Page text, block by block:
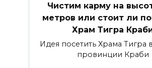
Чистим карму на
метров или стоит ли
Храм Тигра
Идея посетить Храма Тигра
провинции Краби